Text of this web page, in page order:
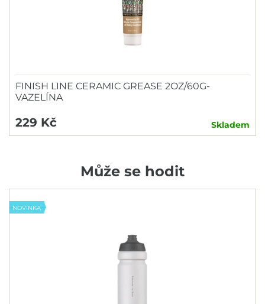
FINISH LINE CERAMIC GREASE 2OZ/60G-
VAZELÍNA
229 Kč Skladem
Může se hodit
NOVINKA